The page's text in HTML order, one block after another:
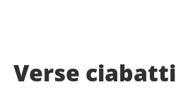
Verse ciabatti